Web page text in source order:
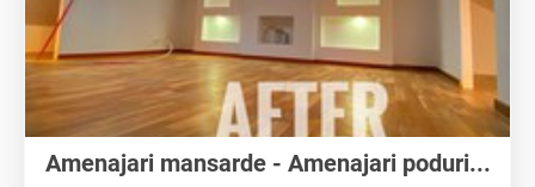
Amenajari mansarde - Amenajari poduri...